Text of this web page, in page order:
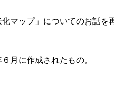
マップ」についてのお話を
月に作成されたもの。